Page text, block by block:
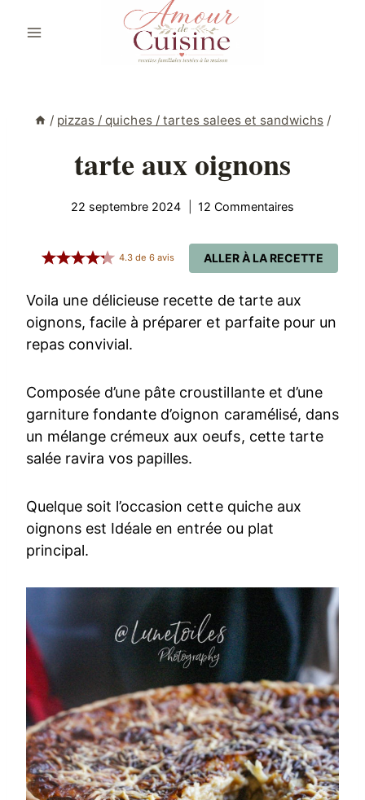
/ pizzas / quiches / tartes salees et sandwichs /
tarte aux oignons
22 septembre 2024 12 Commentaires
ALLER À LA RECETTE
4.3 de6 avis
Voila une délicieuse recette de tarte aux
oignons, facile à préparer et parfaite pour un
repas convivial.
Composée d’une pâte croustillante et d’une
garniture fondante d’oignon caramélisé, dans
un mélange crémeux aux oeufs, cette tarte
salée ravira vos papilles.
Quelque soit l’occasion cette quiche aux
oignons est Idéale en entrée ou plat
principal.